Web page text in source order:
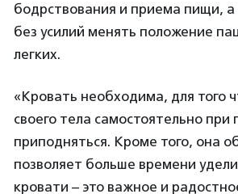
бодрствования и приема пищи, а
без усилий менять положение
легких.
«Кровать необходима, для того
своего тела самостоятельно
приподняться. Кроме того, она
позволяет больше времени
кровати – это важное и